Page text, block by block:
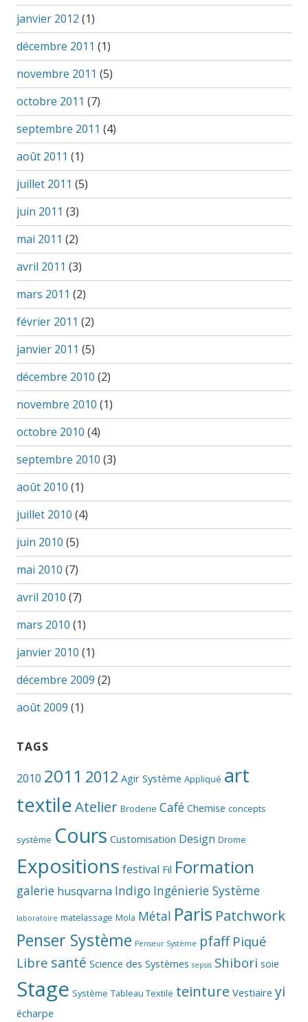
janvier 2012 (1)
décembre 2011 (1)
novembre 2011 (5)
octobre 2011 (7)
septembre 2011 (4)
août 2011 (1)
juillet 2011 (5)
juin 2011 (3)
mai 2011 (2)
avril 2011 (3)
mars 2011 (2)
février 2011 (2)
janvier 2011 (5)
décembre 2010 (2)
novembre 2010 (1)
octobre 2010 (4)
septembre 2010 (3)
août 2010 (1)
juillet 2010 (4)
juin 2010 (5)
mai 2010 (7)
avril 2010 (7)
mars 2010 (1)
janvier 2010 (1)
décembre 2009 (2)
août 2009 (1)
TAGS
2010 2011 2012 Agir Système Appliqué art
textileAtelier Broderie Café Chemise concepts
système Cours Customisation Design Drome
Expositions festival Fil Formation
galerie husqvarna Indigo Ingénierie Système
laboratoire matelassage Mola Métal Paris Patchwork
Penser Système Penseur Système pfaff Piqué
Libre santé Science des Systèmes sepsis Shibori soie
Stage Système Tableau Textile teinture Vestiaire yi
écharpe